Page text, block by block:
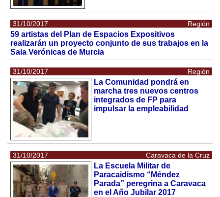
31/10/2017 Región
59 artistas del Plan de Espacios Expositivos
realizarán un proyecto conjunto de sus trabajos en la
Sala Verónicas de Murcia
31/10/2017 Región
La Comunidad pondrá en
marcha tres nuevos centros
integrados de FP para
impulsar la empleabilidad
31/10/2017 Caravaca de la Cruz
La Escuela Militar de
Paracaidismo “Méndez
Parada” peregrina a Caravaca
en el Año Jubilar 2017